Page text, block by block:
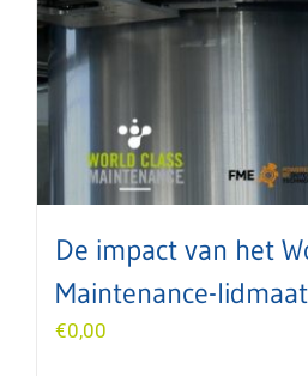
De impact van het
Maintenance-
€0,00